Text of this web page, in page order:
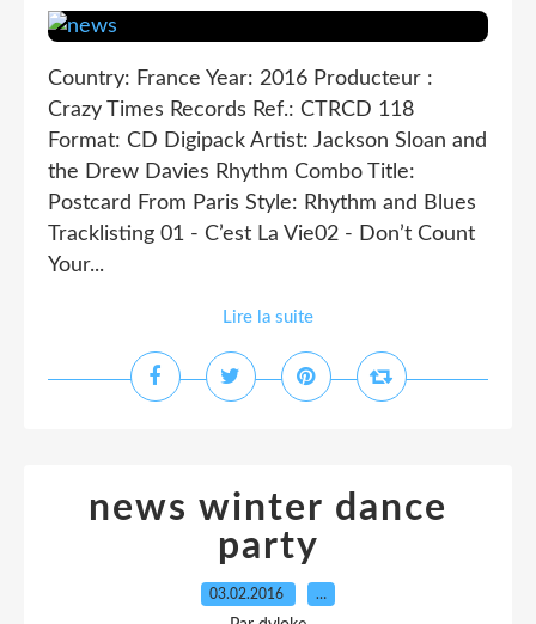
Country: France Year: 2016 Producteur :
Crazy Times Records Ref.: CTRCD 118
Format: CD Digipack Artist: Jackson Sloan and
the Drew Davies Rhythm Combo Title:
Postcard From Paris Style: Rhythm and Blues
Tracklisting 01 - C’est La Vie02 - Don’t Count
Your...
Lire la suite
news winter dance
party
03.02.2016 …